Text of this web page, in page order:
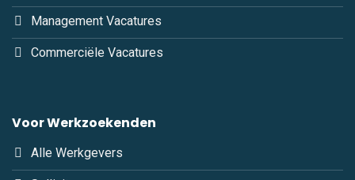
Management Vacatures
Commerciële Vacatures
Voor Werkzoekenden
Alle Werkgevers